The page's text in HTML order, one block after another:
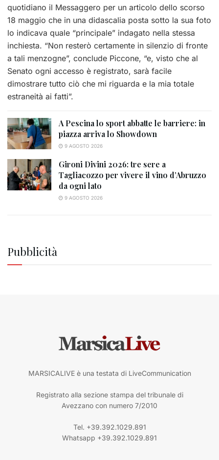
quotidiano il Messaggero per un articolo dello scorso
18 maggio che in una didascalia posta sotto la sua foto
lo indicava quale “principale” indagato nella stessa
inchiesta. “Non resterò certamente in silenzio di fronte
a tali menzogne”, conclude Piccone, “e, visto che al
Senato ogni accesso è registrato, sarà facile
dimostrare tutto ciò che mi riguarda e la mia totale
estraneità ai fatti”.
A Pescina lo sport abbatte le barriere: in
piazza arriva lo Showdown
9 AGOSTO 2026
Gironi Divini 2026: tre sere a
Tagliacozzo per vivere il vino d’Abruzzo
da ogni lato
9 AGOSTO 2026
Pubblicità
MARSICALIVE è una testata di LiveCommunication
Registrato alla sezione stampa del tribunale di
Avezzano con numero 7/2010
Tel. +39.392.1029.891
Whatsapp +39.392.1029.891